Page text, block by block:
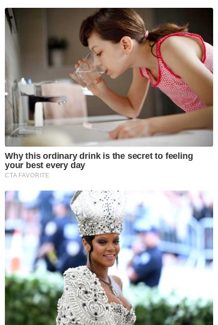
Why this ordinary drink is the secret to feeling
your best every day
CTA FAVORITE